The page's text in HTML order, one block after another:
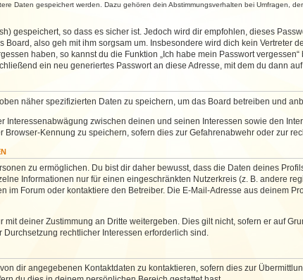
Daten gespeichert werden. Dazu gehören dein Abstimmungsverhalten bei Umfragen,
gespeichert, so dass es sicher ist. Jedoch wird dir empfohlen, dieses
Board, also geh mit ihm sorgsam um. Insbesondere wird dich kein Vertreter
haben, so kannst du die Funktion „Ich habe mein Passwort
ein neu generiertes Passwort an diese Adresse, mit dem du dann
näher spezifizierten Daten zu speichern, um das Board betreiben und
zwischen deinen und seinen Interessen sowie den
Kennung zu speichern, sofern dies zur Gefahrenabwehr oder zur
zu ermöglichen. Du bist dir daher bewusst, dass die Daten deines
Informationen nur für einen eingeschränkten Nutzerkreis (z. B. andere
im Forum oder kontaktiere den Betreiber. Die E-Mail-Adresse aus deinem
deiner Zustimmung an Dritte weitergeben. Dies gilt nicht, sofern er auf
rechtlicher Interessen erforderlich sind.
dir angegebenen Kontaktdaten zu kontaktieren, sofern dies zur